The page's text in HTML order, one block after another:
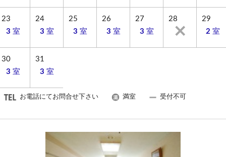
お荷物の積み下ろしはホテル前で可能です。
■その他・注意事項
・現地でのクレジットカード決済はご利用いただけま
せん。
・入湯税150円【1泊】又宿泊税6月から￥6000以上お
支払いの場合1泊に付き1名様￥200の宿泊税×泊数が現
地払いとなります
・連休・土曜日・繁忙期はアレルギー対応ができかね
予約されている場合は、必ずご連絡ください。
・■人数が減少した場合は、キャンセル料とは別に、2
23
3 室
24
3 室
25
3 室
26
3 室
27
3 室
28
29
2 室
30
3 室
31
3 室
お電話にてお問合せ下さい 満室 受付不可